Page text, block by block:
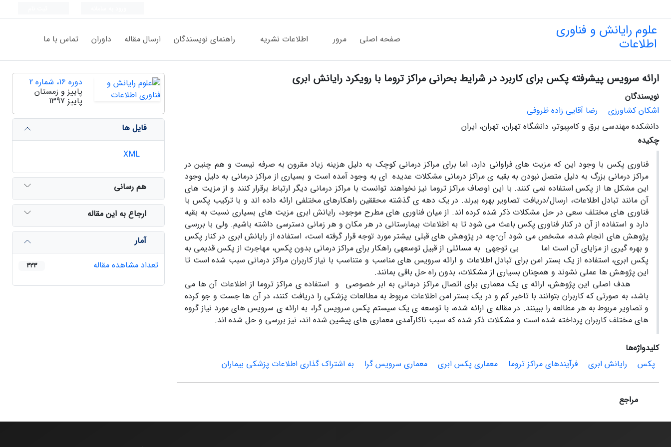
علوم رایانش و فناوری
اطلاعات صفحه اصلی مرور اطلاعات نشریه راهنمای نویسندگان ارسال مقاله داوران تماس با ما
ارائه سرویس پیشرفته پکس برای کاربرد در شرایط بحرانی مراکز تروما با رویکرد رایانش ابری
نویسندگان
اشکان کشاورزی
رضا آقایی زاده ظروفی
دانشکده مهندسی برق و کامپیوتر، دانشگاه تهران، تهران، ایران
چکیده
فناوری پکس با وجود این که مزیت های فراوانی دارد، اما برای مراکز درمانی کوچک به دلیل هزینه زیاد مقرون به صرفه نیست و هم چنین در
مراکز درمانی بزرگ به دلیل متصل نبودن به بقیه ی مراکز درمانی مشکلات عدیده ای به وجود آمده است و بسیاری از مراکز درمانی به دلیل وجود
این مشکل ها از پکس استفاده نمی کنند. با این اوصاف مراکز تروما نیز نخواهند توانست با مراکز درمانی دیگر ارتباط برقرار کنند و از مزیت های
آن مانند تبادل اطلاعات، ارسال/دریافت تصاویر بهره ببرند. در یک دهه ی گذشته محققین راهکارهای مختلفی ارائه داده اند و با ترکیب پکس با
فناوری های مختلف سعی در حل مشکلات ذکر شده کرده اند. از میان فناوری های مطرح موجود، رایانش ابری مزیت های بسیاری نسبت به بقیه
دارد و استفاده از آن در کنار فناوری پکس باعث می شود تا به اطلاعات بیمارستانی در هر مکان و هر زمانی دسترسی داشته باشیم. ولی با بررسی
پژوهش های انجام شده، مشخص می شود آن-چه در پژوهش های قبلی بیشتر مورد توجه قرار گرفته است، استفاده از رایانش ابری در کنار پکس
و بهره گیری از مزایای آن است اما بی توجهی به مسائلی از قبیل توسعهی راهکار برای مراکز درمانی بدون پکس، مهاجرت از پکس قدیمی به
پکس ابری، استفاده از یک بستر امن برای تبادل اطلاعات و ارائه سرویس های مناسب و متناسب با نیاز کاربران مراکز درمانی سبب شده است تا
این پژوهش ها عملی نشوند و همچنان بسیاری از مشکلات، بدون راه حل باقی بمانند.
هدف اصلی این پژوهش، ارائه ی یک معماری برای اتصال مراکز درمانی به ابر خصوصی و استفاده ی مراکز تروما از اطلاعات آن ها می
باشد، به صورتی که کاربران بتوانند با تاخیر کم و در یک بستر امن اطلاعات مربوط به مطالعات پزشکی را دریافت کنند، در آن ها جست و جو کرده
و تصاویر مربوط به هر مطالعه را ببینند. در مقاله ی ارائه شده، با توسعه ی یک سیستم پکس سرویس گرا، به ارائه ی سرویس های مورد نیاز گروه
های مختلف کاربران پرداخته شده است و مشکلات ذکر شده که سبب ناکارآمدی معماری های پیشین شده اند، نیز بررسی و حل شده اند.
کلیدواژه‌ها
پکس
رایانش ابری فرآیندهای مراکز تروما معماری پکس ابری معماری سرویس گرا به اشتراک گذاری اطلاعات پزشکی بیماران
مراجع
دوره 16، شماره 2
پاییز و زمستان
پاییز 1397
فایل ها
هم رسانی
ارجاع به این مقاله
آمار
تعداد مشاهده مقاله
333